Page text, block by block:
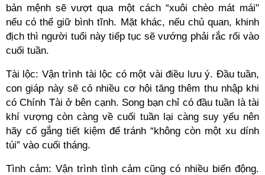
bản mệnh sẽ vượt qua một cách “xuôi chèo mát mái"
nếu có thể giữ bình tĩnh. Mặt khác, nếu chủ quan, khinh
địch thì người tuổi này tiếp tục sẽ vướng phải rắc rối vào
cuối tuần.
Tài lộc: Vận trình tài lộc có một vài điều lưu ý. Đầu tuần,
con giáp này sẽ có nhiều cơ hội tăng thêm thu nhập khi
có Chính Tài ở bên cạnh. Song bạn chỉ có đầu tuần là tài
khí vượng còn càng về cuối tuần lại càng suy yếu nên
hãy cố gắng tiết kiệm để tránh “không còn một xu dính
túi” vào cuối tháng.
Tình cảm: Vận trình tình cảm cũng có nhiều biến động.